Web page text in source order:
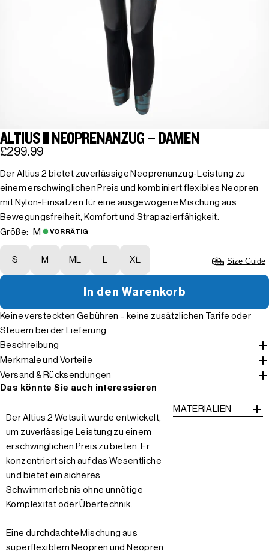
ALTIUS II NEOPRENANZUG – DAMEN
£299.99
Der Altius 2 bietet zuverlässige Neoprenanzug-Leistung zu
einem erschwinglichen Preis und kombiniert flexibles Neopren
mit Nylon-Einsätzen für eine ausgewogene Mischung aus
Bewegungsfreiheit, Komfort und Strapazierfähigkeit.
Größe:
M VORRÄTIG
S M ML XL Size Guide
In den Warenkorb
Keine versteckten Gebühren – keine zusätzlichen Tarife oder
Steuern bei der Lieferung.
Beschreibung
Merkmale und Vorteile
Versand & Rücksendungen
Das könnte Sie auch interessieren
Der Altius 2 Wetsuit wurde entwickelt,
um zuverlässige Leistung zu einem
erschwinglichen Preis zu bieten. Er
konzentriert sich auf das Wesentliche
und bietet ein sicheres
Schwimmerlebnis ohne unnötige
Komplexität oder Übertechnik.
Eine durchdachte Mischung aus
superflexiblem Neopren und Neopren
MATERIALIEN